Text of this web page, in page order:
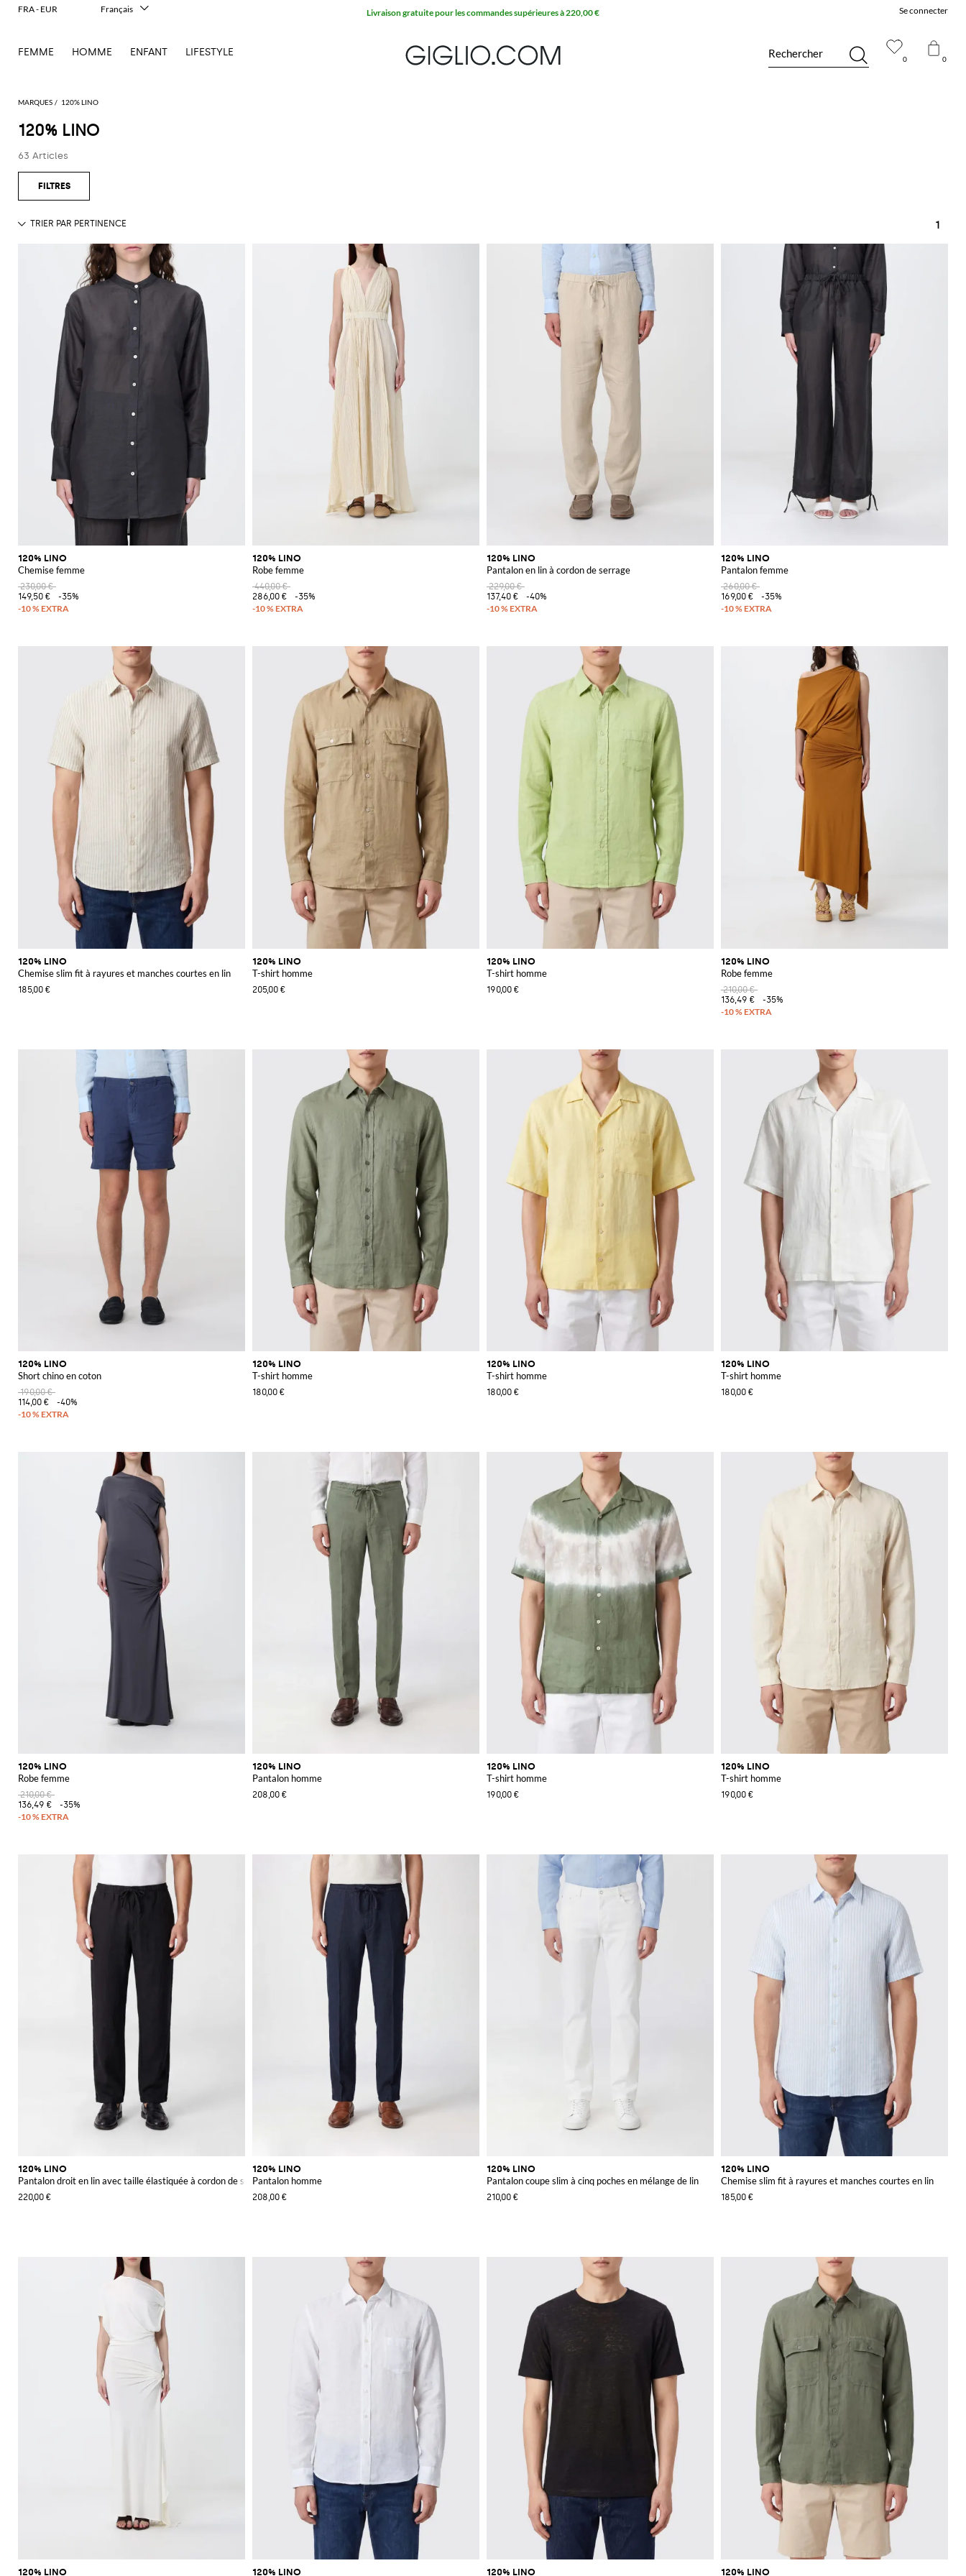
MARQUES 120% LINO
120% LINO
63 Articles
1
120% LINO
Chemise femme
230,00 €
149,50 €
-35%
120% LINO
Robe femme
440,00 €
286,00 €
-35%
120% LINO
Pantalon en lin à cordon de serrage
229,00 €
137,40 €
-40%
120% LINO
Pantalon femme
260,00 €
169,00 €
-35%
120% LINO
Chemise slim fit à rayures et manches courtes en lin
185,00 €
120% LINO
T-shirt homme
205,00 €
120% LINO
T-shirt homme
190,00 €
120% LINO
Robe femme
210,00 €
136,49 €
-35%
120% LINO
Short chino en coton
190,00 €
114,00 €
-40%
120% LINO
T-shirt homme
180,00 €
120% LINO
T-shirt homme
180,00 €
120% LINO
T-shirt homme
180,00 €
120% LINO
Robe femme
210,00 €
136,49 €
-35%
120% LINO
Pantalon homme
208,00 €
120% LINO
T-shirt homme
190,00 €
120% LINO
T-shirt homme
190,00 €
120% LINO
Pantalon droit en lin avec taille élastiquée à cordon de serrage
220,00 €
120% LINO
Pantalon homme
208,00 €
120% LINO
Pantalon coupe slim à cinq poches en mélange de lin
210,00 €
120% LINO
Chemise slim fit à rayures et manches courtes en lin
185,00 €
120% LINO 120% LINO 120% LINO 120% LINO
0 0
Rechercher
Se connecter
FEMME HOMME ENFANT LIFESTYLE
Livraison gratuite pour les commandes supérieures à 220,00 €
FRA - EUR
Français
Deutsch